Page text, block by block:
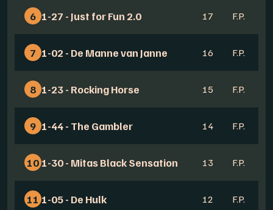
6 1-27 - Just for Fun 2.0 17 F.P.
7 1-02 - De Manne van Janne 16 F.P.
8 1-23 - Rocking Horse 15 F.P.
9 1-44 - The Gambler 14 F.P.
10 1-30 - Mitas Black Sensation 13 F.P.
11 1-05 - De Hulk 12 F.P.